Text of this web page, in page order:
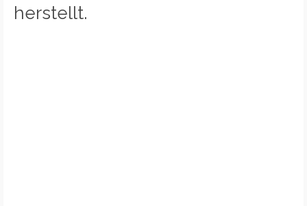
herstellt.